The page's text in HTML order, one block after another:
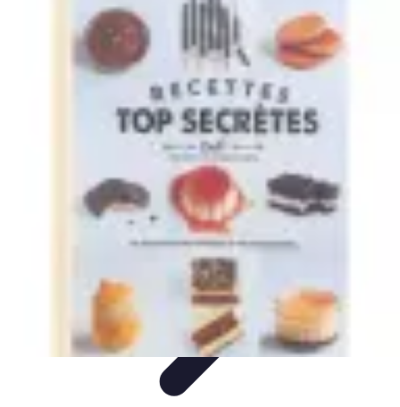
Recettes de Poissons
Recettes de Papillote
Recettes Faciles Recettes
Recettes de
Recettes de Poisson
Recettes de Poissons